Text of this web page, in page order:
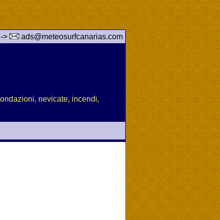
> ads@meteosurfcanarias.com
nevicate, incendi,